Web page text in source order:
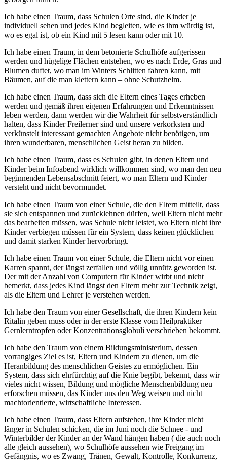
Ich habe einen Traum, dass Schulen Orte sind, die Kinder je
individuell sehen und jedes Kind begleiten, wie es ihm würdig ist,
wo es egal ist, ob ein Kind mit 5 lesen kann oder mit 10.
Ich habe einen Traum, in dem betonierte Schulhöfe aufgerissen
werden und hügelige Flächen entstehen, wo es nach Erde, Gras und
Blumen duftet, wo man im Winters Schlitten fahren kann, mit
Bäumen, auf die man klettern kann – ohne Schutzhelm.
Ich habe einen Traum, dass sich die Eltern eines Tages erheben
werden und gemäß ihren eigenen Erfahrungen und Erkenntnissen
leben werden, dann werden wir die Wahrheit für selbstverständlich
halten, dass Kinder Freilerner sind und unsere verkorksten und
verkünstelt interessant gemachten Angebote nicht benötigen, um
ihren wunderbaren, menschlichen Geist heran zu bilden.
Ich habe einen Traum, dass es Schulen gibt, in denen Eltern und
Kinder beim Infoabend wirklich willkommen sind, wo man den neu
beginnenden Lebensabschnitt feiert, wo man Eltern und Kinder
versteht und nicht bevormundet.
Ich habe einen Traum von einer Schule, die den Eltern mitteilt, dass
sie sich entspannen und zurücklehnen dürfen, weil Eltern nicht mehr
das bearbeiten müssen, was Schule nicht leistet, wo Eltern nicht ihre
Kinder verbiegen müssen für ein System, dass keinen glücklichen
und damit starken Kinder hervorbringt.
Ich habe einen Traum von einer Schule, die Eltern nicht vor einen
Karren spannt, der längst zerfallen und völlig unnütz geworden ist.
Der mit der Anzahl von Computern für Kinder wirbt und nicht
bemerkt, dass jedes Kind längst den Eltern mehr zur Technik zeigt,
als die Eltern und Lehrer je verstehen werden.
Ich habe den Traum von einer Gesellschaft, die ihren Kindern kein
Ritalin geben muss oder in der erste Klasse vom Heilpraktiker
Gernlerntropfen oder Konzentrationsglobuli verschrieben bekommt.
Ich habe den Traum von einem Bildungsministerium, dessen
vorrangiges Ziel es ist, Eltern und Kindern zu dienen, um die
Heranbildung des menschlichen Geistes zu ermöglichen. Ein
System, dass sich ehrfürchtig auf die Knie begibt, bekennt, dass wir
vieles nicht wissen, Bildung und mögliche Menschenbildung neu
erforschen müssen, das Kinder uns den Weg weisen und nicht
machtorientierte, wirtschaftliche Interessen.
Ich habe einen Traum, dass Eltern aufstehen, ihre Kinder nicht
länger in Schulen schicken, die im Juni noch die Schnee - und
Winterbilder der Kinder an der Wand hängen haben ( die auch noch
alle gleich aussehen), wo Schulhöfe aussehen wie Freigang im
Gefängnis, wo es Zwang, Tränen, Gewalt, Kontrolle, Konkurrenz,